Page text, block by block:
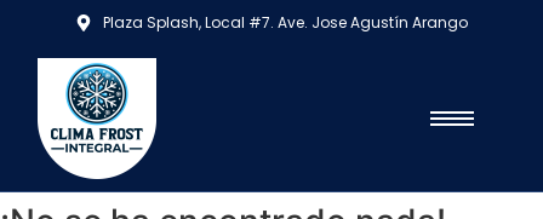
Plaza Splash, Local #7. Ave. Jose Agustín Arango